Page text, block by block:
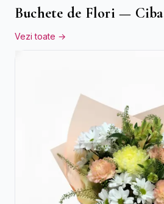
Buchete de Flori — Ciba
Vezi toate →